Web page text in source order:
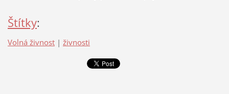
Štítky:
Volná živnost | živnosti